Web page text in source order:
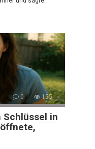
0 155
Schlüssel in